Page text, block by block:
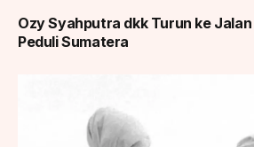
Ozy Syahputra dkk Turun ke Jalan
Peduli Sumatera